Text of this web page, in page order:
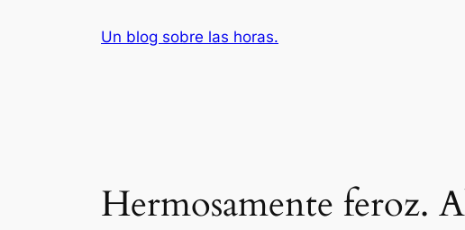
Un blog sobre las horas.
Hermosamente feroz.